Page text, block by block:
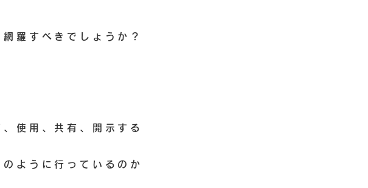
羅すべきでしょうか？
使用、共有、開示する
ように行っているのか